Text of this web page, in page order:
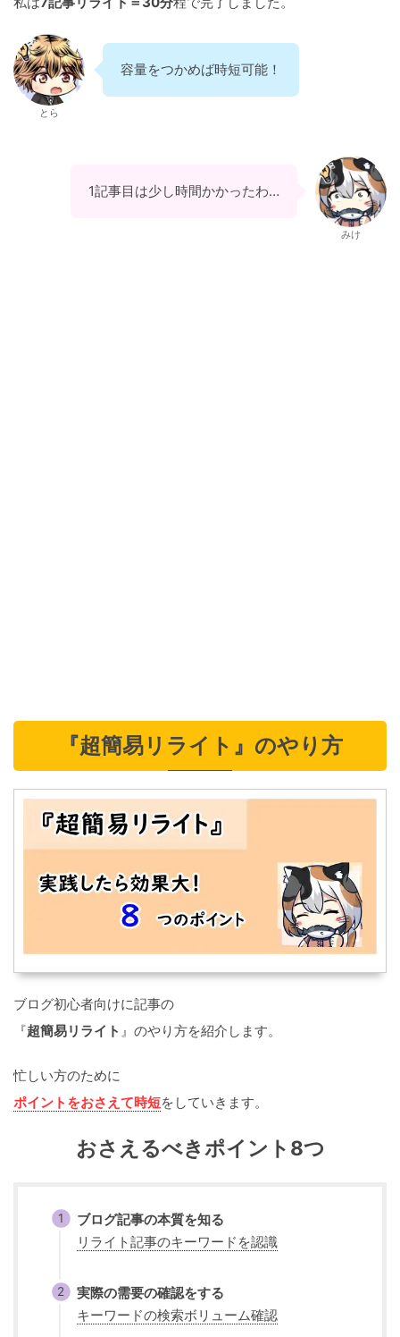
とら
容量をつかめば時短可能！
1記事目は少し時間かかったわ…
みけ
『超簡易リライト』のやり方
ブログ初心者向けに記事の
『超簡易リライト 』のやり方を紹介します。
忙しい方のために
ポイントをおさえて時短をしていきます。
おさえるべきポイント8つ
ブログ記事の本質を知る
リライト記事のキーワードを認識
実際の需要の確認をする
キーワードの検索ボリューム確認